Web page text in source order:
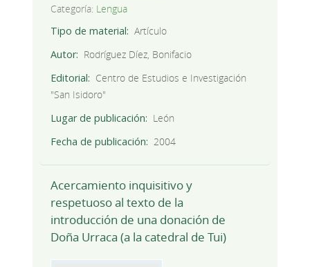
Categoría: Lengua
Tipo de material
Artículo
Autor
Rodríguez Díez, Bonifacio
Editorial
Centro de Estudios e Investigación
"San Isidoro"
Lugar de publicación
León
Fecha de publicación
2004
Acercamiento inquisitivo y
respetuoso al texto de la
introducción de una donación de
Doña Urraca (a la catedral de Tui)